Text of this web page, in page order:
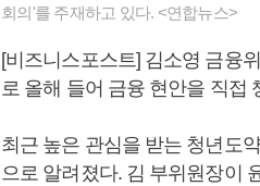
회의'를 주재하고 있다. <연합뉴스>
[비즈니스포스트] 김소영 금융
로 올해 들어 금융 현안을 직접
최근 높은 관심을 받는 청년도
으로 알려졌다. 김 부위원장이